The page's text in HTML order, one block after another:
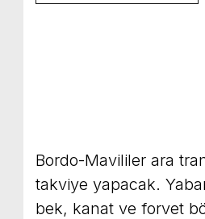
Bordo-Mavililer ara
takviye yapacak.
bek, kanat ve forvet